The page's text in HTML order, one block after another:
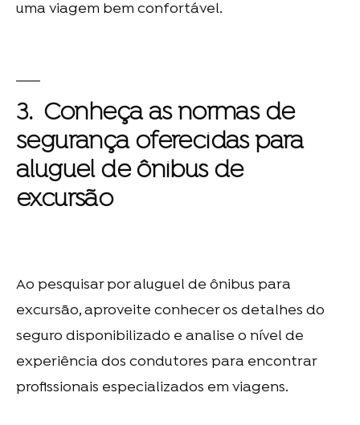
uma viagem bem confortável.
3. Conheça as normas de
segurança oferecidas para
aluguel de ônibus de
excursão
Ao pesquisar poraluguel de ônibus para
excursão, aproveite conhecer os detalhes do
seguro disponibilizado e analise o nível de
experiência dos condutores para encontrar
profissionais especializados em viagens.